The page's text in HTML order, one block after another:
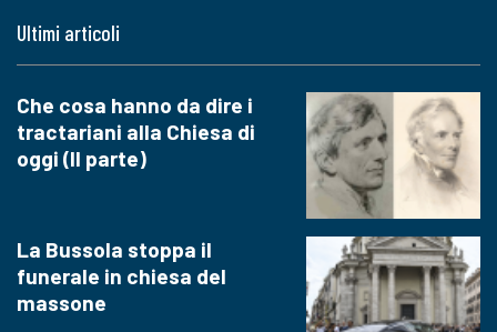
Ultimi articoli
Che cosa hanno da dire i
tractariani alla Chiesa di
oggi (II parte)
La Bussola stoppa il
funerale in chiesa del
massone